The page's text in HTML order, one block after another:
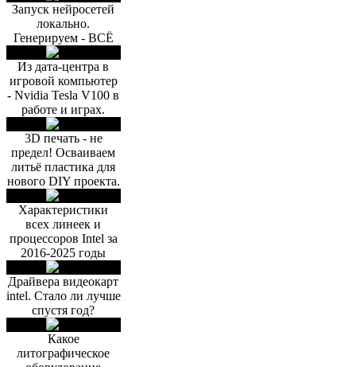
Запуск нейросетей
локально.
Генерируем - ВСЁ
Из дата-центра в
игровой компьютер
- Nvidia Tesla V100 в
работе и играх.
3D печать - не
предел! Осваиваем
литьё пластика для
нового DIY проекта.
Характеристики
всех линеек и
процессоров Intel за
2016-2025 годы
Драйвера видеокарт
intel. Стало ли лучше
спустя год?
Какое
литографическое